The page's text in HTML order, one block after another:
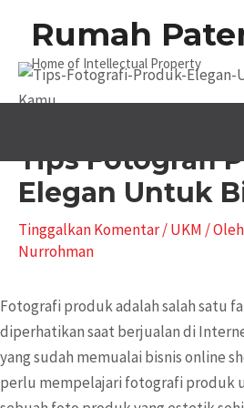
konten
Rumah
Home of Intellectual Property
Tips Fotografi
Elegan Untuk
Tinggalkan Komentar/UKM / Oleh
Nurrohman
Fotografi produk adalah salah satu
diperhatikan saat berjualan di
yang sudah memualai bisnis online
perlu mempelajari fotografi produk